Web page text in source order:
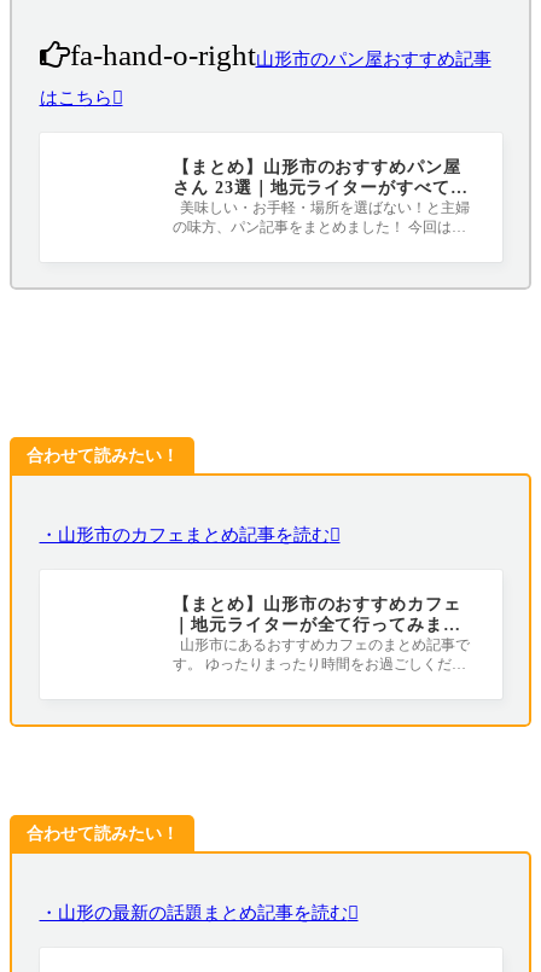
fa-hand-o-right山形市のパン屋おすすめ記事
はこちら
【まとめ】山形市のおすすめパン屋
さん 23選｜地元ライターがすべて行
ってみました！
美味しい・お手軽・場所を選ばない！と主婦
の味方、パン記事をまとめました！ 今回は山
合わせて読みたい！
・山形市のカフェまとめ記事を読む
【まとめ】山形市のおすすめカフェ
｜地元ライターが全て行ってみまし
た！
山形市にあるおすすめカフェのまとめ記事で
す。 ゆったりまったり時間をお過ごしくださ
合わせて読みたい！
・山形の最新の話題まとめ記事を読む